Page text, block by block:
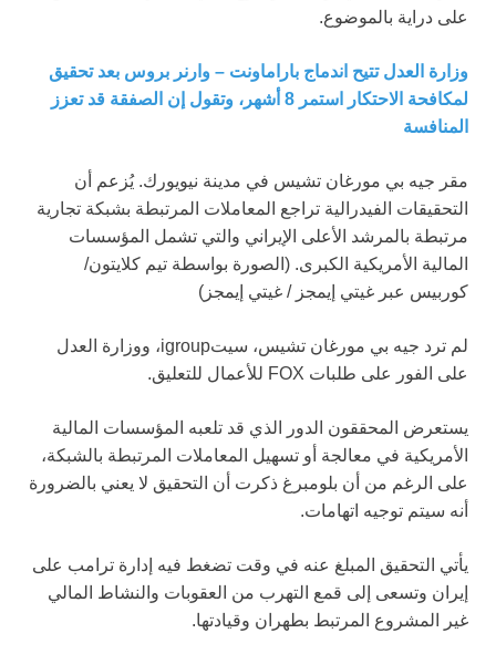
على دراية بالموضوع.
وزارة العدل تتيح اندماج باراماونت – وارنر بروس بعد تحقيق
لمكافحة الاحتكار استمر 8 أشهر، وتقول إن الصفقة قد تعزز
المنافسة
مقر جيه بي مورغان تشيس في مدينة نيويورك. يُزعم أن
التحقيقات الفيدرالية تراجع المعاملات المرتبطة بشبكة تجارية
مرتبطة بالمرشد الأعلى الإيراني والتي تشمل المؤسسات
المالية الأمريكية الكبرى. (الصورة بواسطة تيم كلايتون/
كوربيس عبر غيتي إيمجز / غيتي إيمجز)
لم ترد جيه بي مورغان تشيس، سيتigroup، ووزارة العدل
على الفور على طلبات FOX للأعمال للتعليق.
يستعرض المحققون الدور الذي قد تلعبه المؤسسات المالية
الأمريكية في معالجة أو تسهيل المعاملات المرتبطة بالشبكة،
على الرغم من أن بلومبرغ ذكرت أن التحقيق لا يعني بالضرورة
أنه سيتم توجيه اتهامات.
يأتي التحقيق المبلغ عنه في وقت تضغط فيه إدارة ترامب على
إيران وتسعى إلى قمع التهرب من العقوبات والنشاط المالي
غير المشروع المرتبط بطهران وقيادتها.